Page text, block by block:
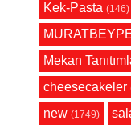
Kek-Pasta (146)
Mekan
cheesecakeler
new (1749)